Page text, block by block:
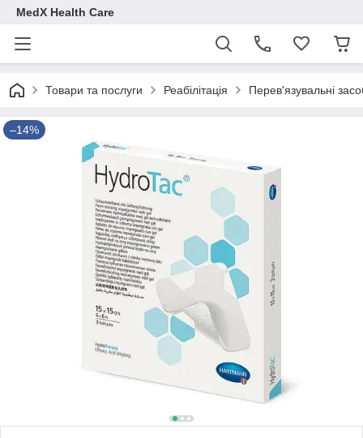
MedX Health Care
Товари та послуги Реабілітація Перев'язувальні
–14%